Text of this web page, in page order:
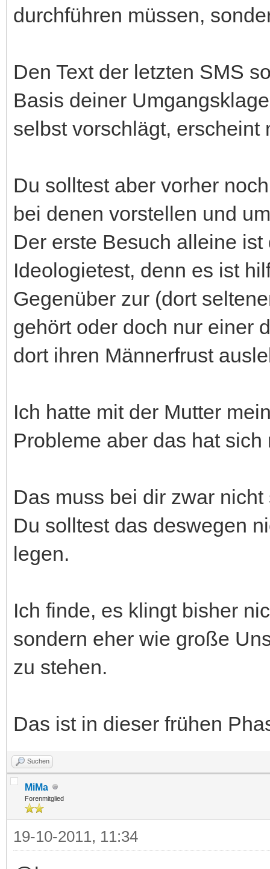
durchführen müssen,
Den Text der letzten SMS
Basis deiner
selbst vorschlägt,
Du solltest aber vorher
bei denen vorstellen und
Der erste Besuch alleine
Ideologietest, denn es ist
Gegenüber zur (dort
gehört oder doch nur einer
dort ihren Männerfrust
Ich hatte mit der Mutter
Probleme aber das hat
Das muss bei dir zwar
Du solltest das deswegen
legen.
Ich finde, es klingt bisher
sondern eher wie große
zu stehen.
Das ist in dieser frühen
Suchen
MiMa
Forenmitglied
19-10-2011, 11:34